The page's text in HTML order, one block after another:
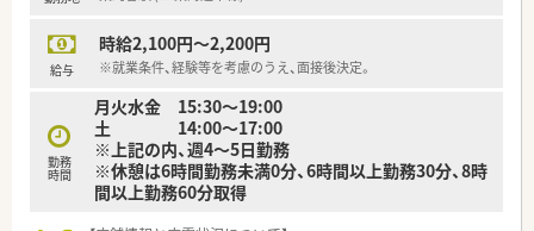
■完全週休2.5日制や充実した長期休暇制度を活用して、仕事と
プライベートを無理なく両立させたい方におすすめいたしま
■耳鼻科の処方箋調剤や在宅業務に携わりながら、地域医療の最
前線で薬剤師としての専門性をしっかりと磨きたい方に最適で
す。
■充実した教育制度や資格支援制度を利用して、認定薬剤師の取
得などキャリアアップを積極的に目指していきたい方にオスス
給与
時給2,100円～2,200円
※就業条件、経験等を考慮のうえ、面接後決定。
勤務
時間
月火水金 15:30～19:00
土 14:00～17:00
※上記の内、週4～5日勤務
※休憩は6時間勤務未満0分、6時間以上勤務30分、8時
間以上勤務60分取得